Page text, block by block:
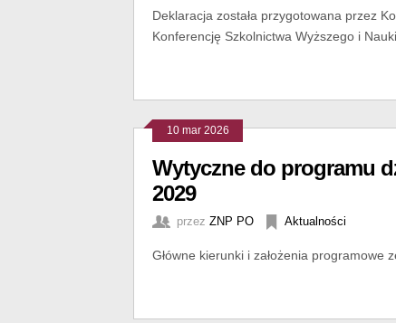
Deklaracja została przygotowana przez
Konferencję Szkolnictwa Wyższego i
10 mar 2026
Wytyczne do programu
2029
przez ZNP PO Aktualności
Główne kierunki i założenia programowe